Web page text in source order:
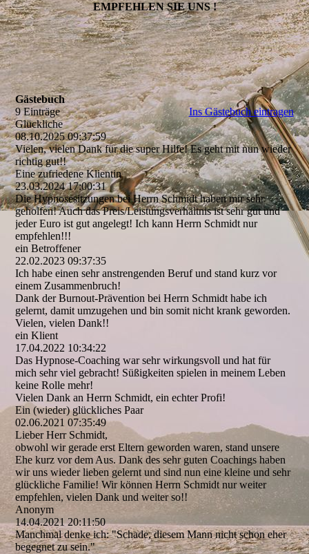
EMPFEHLEN SIE UNS !
Gästebuch
9 Einträge
Ins Gästebuch eintragen
Glückliche
08.10.2025 09:37:59
Vielen, vielen Dank für die super Hilfe! Es geht mit nun wieder
richtig gut!!
Eine zufriedene Klientin
23.03.2024 17:00:31
Die Hypnosesitzungen bei Herrn Schmidt haben mir sehr
geholfen! Auch das Preis/­Leistungsverhä­ltnis ist sehr gut und
jeder Euro ist gut angelegt! Ich kann Herrn Schmidt nur
empfehlen!!!
ein Betroffener
22.02.2023 09:37:35
Ich habe einen sehr anstrengenden Beruf und stand kurz vor
einem Zusammenbruch!
Dank der Burnout-Prävention bei Herrn Schmidt habe ich
gelernt, damit umzugehen und bin somit nicht krank geworden.
Vielen, vielen Dank!!
ein Klient
17.04.2022 10:34:22
Das Hypnose-Coaching war sehr wirkungsvoll und hat für
mich sehr viel gebracht! Süßigkeiten spielen in meinem Leben
keine Rolle mehr!
Vielen Dank an Herrn Schmidt, ein echter Profi!
Ein (wieder) glückliches Paar
02.06.2021 07:35:49
Lieber Herr Schmidt,
obwohl wir gerade erst Eltern geworden waren, stand unsere
Ehe kurz vor dem Aus. Dank des sehr guten Coachings haben
wir uns wieder lieben gelernt und sind nun eine kleine und sehr
glückliche Familie! Wir können Herrn Schmidt nur weiter
empfehlen, vielen Dank und weiter so!!
Anonym
14.04.2021 20:11:50
Manchmal denke ich: "Schade, diesem Mann nicht schon eher
begegnet zu sein."